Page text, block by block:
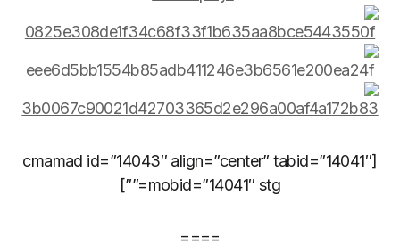
[cmamad id=”14043″ align=”center” tabid=”14041″
mobid=”14041″ stg=””]
====